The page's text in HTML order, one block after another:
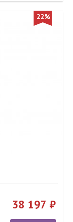
22%
38 197